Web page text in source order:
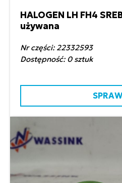
200,00
HALOGEN LH FH4
używana
Nr części: 22332593
Dostępność: 0 sztuk